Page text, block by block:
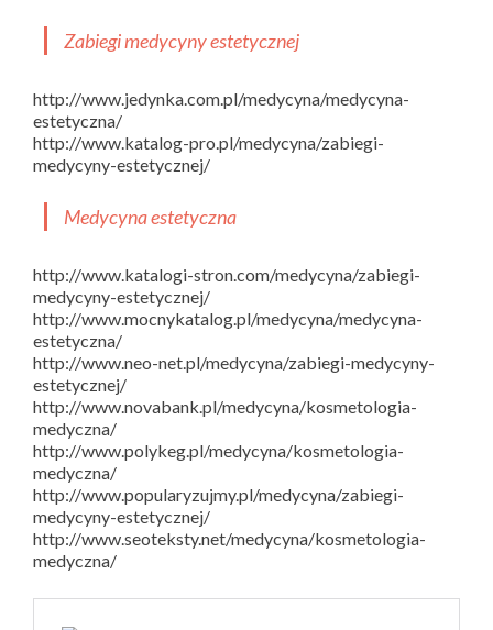
Zabiegi medycyny estetycznej
http://www.jedynka.com.pl/medycyna/medycyna-
estetyczna/
http://www.katalog-pro.pl/medycyna/zabiegi-
medycyny-estetycznej/
Medycyna estetyczna
http://www.katalogi-stron.com/medycyna/zabiegi-
medycyny-estetycznej/
http://www.mocnykatalog.pl/medycyna/medycyna-
estetyczna/
http://www.neo-net.pl/medycyna/zabiegi-medycyny-
estetycznej/
http://www.novabank.pl/medycyna/kosmetologia-
medyczna/
http://www.polykeg.pl/medycyna/kosmetologia-
medyczna/
http://www.popularyzujmy.pl/medycyna/zabiegi-
medycyny-estetycznej/
http://www.seoteksty.net/medycyna/kosmetologia-
medyczna/